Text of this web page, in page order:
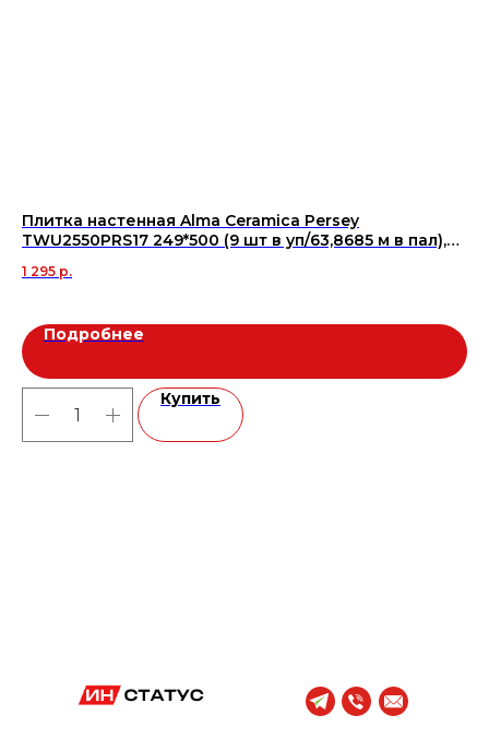
Плитка настенная Alma Ceramica Persey
TWU2550PRS17 249*500 (9 шт в уп/63,8685 м в пал),
1 295 р.
Подробнее
Купить